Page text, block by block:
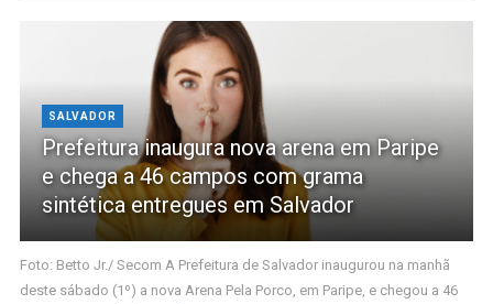
SALVADOR
Prefeitura inaugura nova arena em Paripe
e chega a 46 campos com grama
sintética entregues em Salvador
Foto: Betto Jr./ Secom A Prefeitura de Salvador inaugurou na manhã
deste sábado (1º) a nova Arena Pela Porco, em Paripe, e chegou a 46